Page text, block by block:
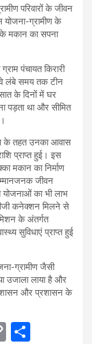
परिवारों के जीवन
योजना-ग्रामीण के
मकान का सपना
पंचायत किरारी
वे लंबे समय तक टीन
के दिनों में घर
पड़ता था और सीमित
के तहत उनका आवास
प्राप्त हुई। इस
मकान का निर्माण
जीवन
का भी लाभ
कनेक्शन मिलने से
के अंतर्गत
सुविधाएं प्राप्त हुई
ग्रामीण जैसी
उजाला लाया है और
शासन और प्रशासन के
C